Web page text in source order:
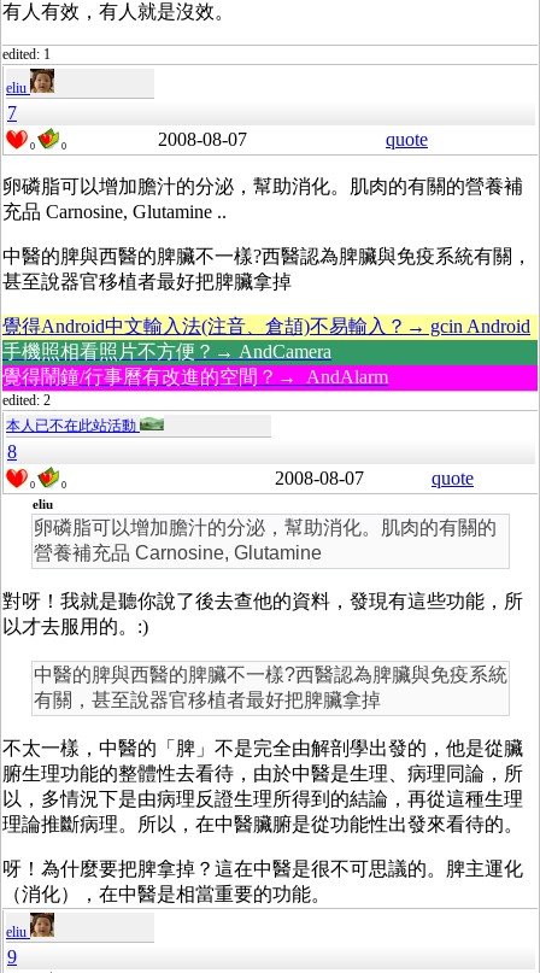
有人有效，有人就是沒效。
edited: 1
eliu
7
0 0 2008-08-07 quote
卵磷脂可以增加膽汁的分泌，幫助消化。肌肉的有關的營養補
充品 Carnosine, Glutamine ..
中醫的脾與西醫的脾臟不一樣?西醫認為脾臟與免疫系統有關，
甚至說器官移植者最好把脾臟拿掉
覺得Android中文輸入法(注音、倉頡)不易輸入？→ gcin Android
手機照相看照片不方便？→ AndCamera
覺得鬧鐘/行事曆有改進的空間？→ AndAlarm
edited: 2
本人已不在此站活動
8
0 0 2008-08-07 quote
eliu
卵磷脂可以增加膽汁的分泌，幫助消化。肌肉的有關的
營養補充品 Carnosine, Glutamine
對呀！我就是聽你說了後去查他的資料，發現有這些功能，所
以才去服用的。:)
中醫的脾與西醫的脾臟不一樣?西醫認為脾臟與免疫系統
有關，甚至說器官移植者最好把脾臟拿掉
不太一樣，中醫的「脾」不是完全由解剖學出發的，他是從臟
腑生理功能的整體性去看待，由於中醫是生理、病理同論，所
以，多情況下是由病理反證生理所得到的結論，再從這種生理
理論推斷病理。所以，在中醫臟腑是從功能性出發來看待的。
呀！為什麼要把脾拿掉？這在中醫是很不可思議的。脾主運化
（消化），在中醫是相當重要的功能。
eliu
9